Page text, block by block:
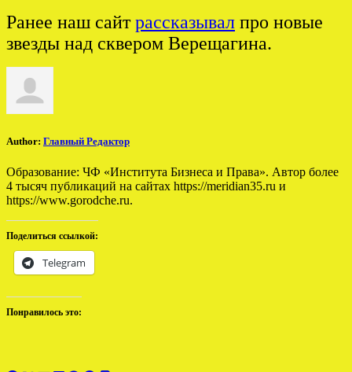
Ранее наш сайтрассказывал про новые
звезды над сквером Верещагина.
Author: Главный Редактор
Образование: ЧФ «Института Бизнеса и Права». Автор более
4 тысяч публикаций на сайтах https://meridian35.ru и
https://www.gorodche.ru.
Поделиться ссылкой:
Telegram
Понравилось это: